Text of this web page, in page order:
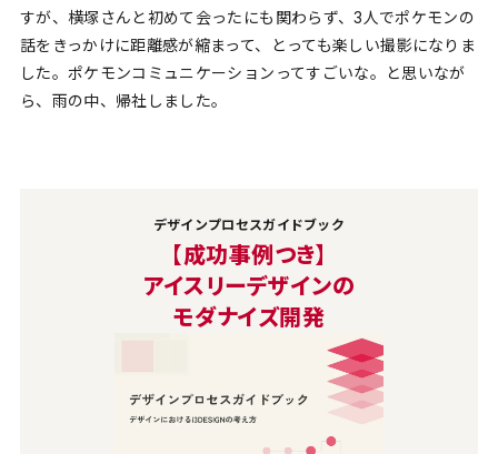
すが、横塚さんと初めて会ったにも関わらず、3人でポケモンの
話をきっかけに距離感が縮まって、とっても楽しい撮影になりま
した。ポケモンコミュニケーションってすごいな。と思いなが
ら、雨の中、帰社しました。
デザインプロセスガイドブック
【成功事例つき】
アイスリーデザインの
モダナイズ開発